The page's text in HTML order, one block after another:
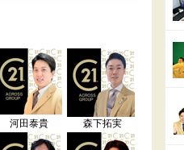
河田泰貴 森下拓実